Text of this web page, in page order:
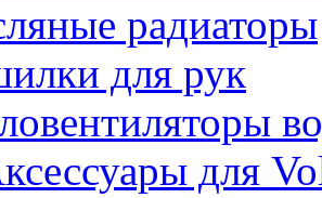
радиаторы
для рук
для